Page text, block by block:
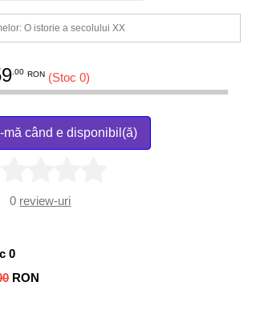
O istorie a secolului XX
.00 RON (Stoc 0)
când e disponibil(ă)
0 review-uri
0
RON